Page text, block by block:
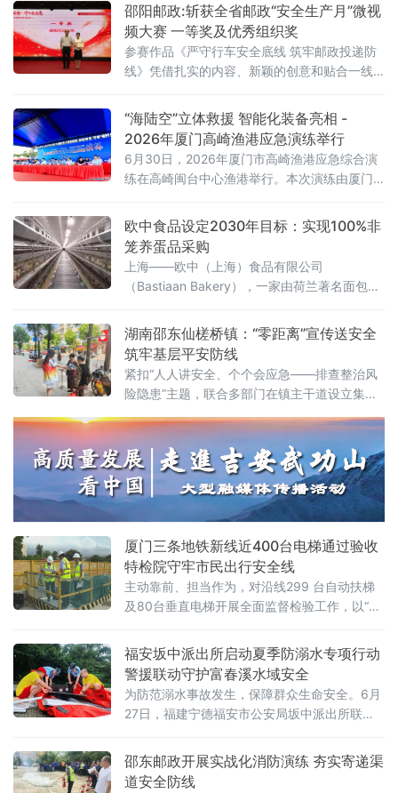
邵阳邮政:斩获全省邮政“安全生产月”微视
频大赛 一等奖及优秀组织奖
参赛作品《严守行车安全底线 筑牢邮政投递防
线》凭借扎实的内容、新颖的创意和贴合一线
一等奖。同时，公司凭借出色的组织能力、优
质的作品质量，获评优秀组织奖。为推动2026
年“安全生产月”活动走深走实，进一步夯实全员
安全履职意识，邵阳邮政高度重视本次赛事，
提前统筹部署、精心筹备打磨。公司聚焦邮政
“海陆空”立体救援 智能化装备亮相 -
2026年厦门高崎渔港应急演练举行
6月30日，2026年厦门市高崎渔港应急综合演
练在高崎闽台中心渔港举行。本次演练由厦门
办，紧扣2026年安全生产月“人人讲安全、个个
会应急——排查整治风险隐患”主题，旨在全面
提升渔港防台风、救生和消防等海上突发事件
应急处置能力。高崎闽台中心渔港作为厦门市
唯一的国家级中心渔港，是海峡两岸渔业交流
欧中食品设定2030年目标：实现100%非
笼养蛋品采购
上海——欧中（上海）食品有限公司
（Bastiaan Bakery），一家由荷兰著名面包师
立的欧式烘焙标杆企业，今日宣布正式发布最
新的可持续采购政策。公司设定目标，计划到
2030年，在工厂中实现100%非笼养蛋品采
购。欧中食品服务上海及周边城市已超过二十
年，为外资企业、国际学校及外籍人士提供产
品。
湖南邵东仙槎桥镇：“零距离”宣传送安全
筑牢基层平安防线
紧扣“人人讲安全、个个会应急——排查整治风
险隐患”主题，联合多部门在镇主干道设立集中
群众普及安全生产、禁毒、反电诈、道路交通
安全、防溺水等知识，推动安全理念深入基
层、深入人心。活动现场，2026年安全生产月
主题展板、反诈科普海报等宣传物料整齐陈
列，内容涵盖消防安全、道路出行、燃气使
厦门三条地铁新线近400台电梯通过验收
特检院守牢市民出行安全线
主动靠前、担当作为，对沿线299 台自动扶梯
及80台垂直电梯开展全面监督检验工作，以“零
铁3号线机场段、4号线和6号线均已顺利完成系
统调试与相关工程验收，正处于开通冲刺前的
试运行阶段。作为串联厦门火车站、翔安国际
机场、厦门北
福安坂中派出所启动夏季防溺水专项行动
警援联动守护富春溪水域安全
为防范溺水事故发生，保障群众生命安全。6月
27日，福建宁德福安市公安局坂中派出所联合
季防溺水专项守护行动。
邵东邮政开展实战化消防演练 夯实寄递渠
道安全防线